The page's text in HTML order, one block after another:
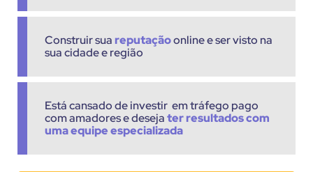
Construir suareputaçãoonline e ser visto na
sua cidade e região
Está cansado de investir em tráfego pago
com amadores e desejater resultados com
uma equipe especializada